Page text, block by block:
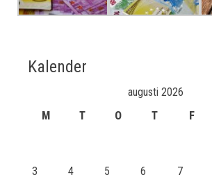
Kalender
augusti 2026
M
T O T F
3 4 5 6 7